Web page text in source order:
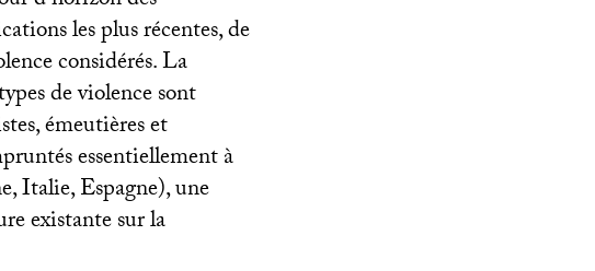
les plus récentes, de
considérés. La
de violence sont
émeutières et
essentiellement à
Italie, Espagne), une
existante sur la